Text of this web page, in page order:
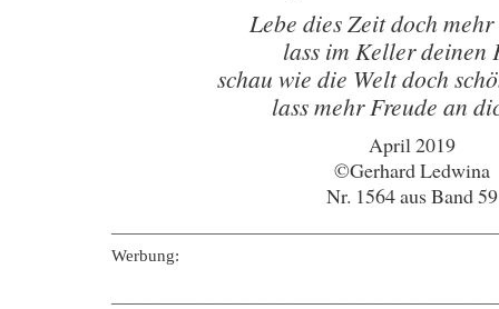
Lebe dies Zeit doch mehr
lass im Keller deinen
schau wie die Welt doch
lass mehr Freude an
April 2019
©Gerhard Ledwina
Nr. 1564 aus Band 59
Werbung: